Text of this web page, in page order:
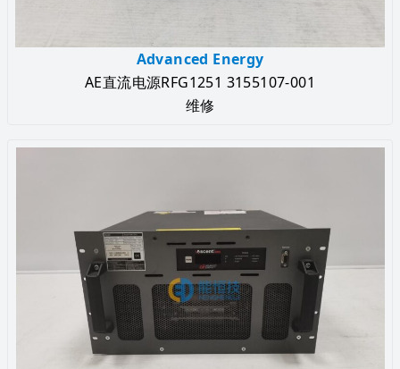
Advanced Energy
AE直流电源RFG1251 3155107-001
维修